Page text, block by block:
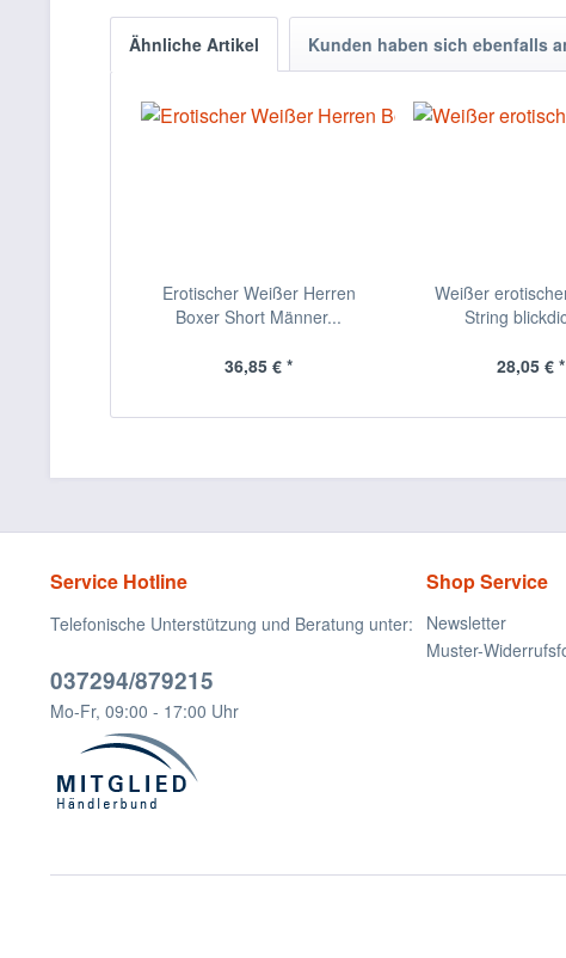
Ähnliche Artikel Kunden haben sich ebenfalls
Erotischer Weißer Herren
Boxer Short Männer...
36,85 € *
Weißer
String
28,05 € *
Service Hotline
Telefonische Unterstützung und Beratung unter:
037294/879215
Mo-Fr, 09:00 - 17:00 Uhr
Shop Service
Newsletter
Muster-